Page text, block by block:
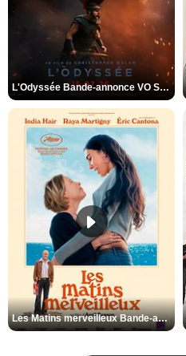
L'Odyssée Bande-annonce VO STFR
Les Matins merveilleux Bande-annonce VF